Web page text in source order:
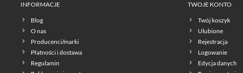
INFORMACJE
Blog
O nas
Producenci/marki
Płatności i dostawa
Regulamin
TWOJE KONTO
Twój koszyk
Ulubione
Rejestracja
Logowanie
Edycja danych